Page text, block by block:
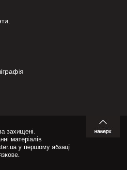
захищені.
матеріалів
у першому абзаці